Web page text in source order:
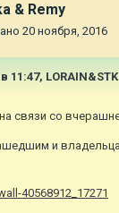
& Remy
20 ноября, 2016
11:47, LORAIN&STK
связи со
и
40568912_17271